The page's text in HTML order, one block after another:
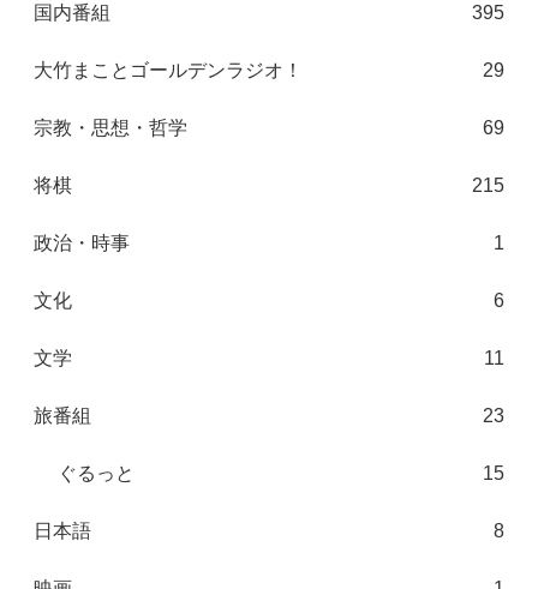
国内番組 395
大竹まことゴールデンラジオ！ 29
宗教・思想・哲学 69
将棋 215
政治・時事 1
文化 6
文学 11
旅番組 23
ぐるっと 15
日本語 8